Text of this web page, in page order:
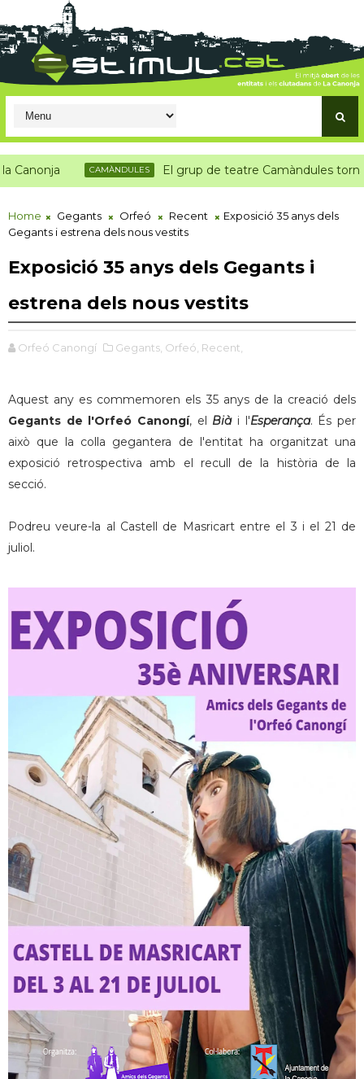
CAMÀNDULES El grup de teatre Camàndules torna als
Home Gegants Orfeó Recent
Exposició 35 anys dels
Gegants i estrena dels nous vestits
Exposició 35 anys dels Gegants i
estrena dels nous vestits
Orfeó Canongí Gegants, Orfeó, Recent,
Aquest any es commemoren els 35 anys de la creació dels
Gegants de l'Orfeó Canongí, el Biài l'Esperança. És per
això que la colla gegantera de l'entitat ha organitzat una
exposició retrospectiva amb el recull de la història de la
secció.
Podreu veure-la al Castell de Masricart entre el 3 i el 21 de
juliol.